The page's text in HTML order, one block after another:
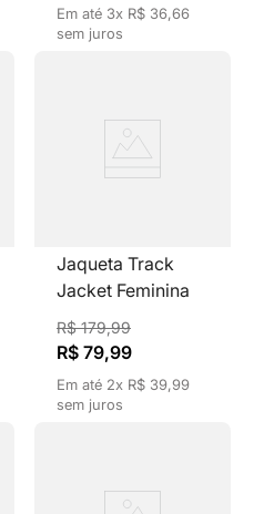
Em até 3x R$ 36,66
sem juros
Jaqueta Track
Jacket Feminina
Listras Vermelhas
Retrô Bordô
R$ 179,99
R$ 79,99
Em até 2x R$ 39,99
sem juros